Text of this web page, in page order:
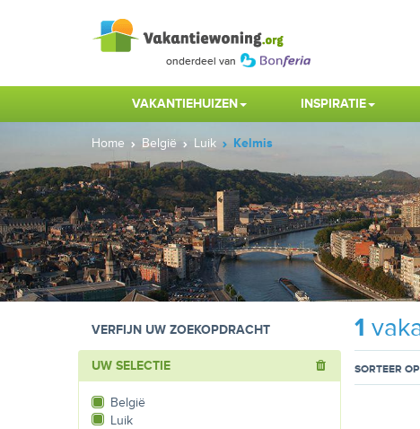
VAKANTIEHUIZEN INSPIRATIE
Home België Luik Kelmis
VERFIJN UW ZOEKOPDRACHT 1
UW SELECTIE
België
Luik
SORTEER OP